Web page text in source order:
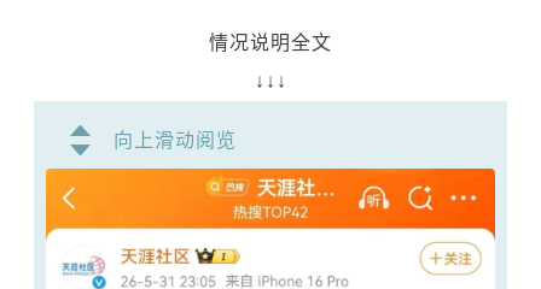
情况说明全文
↓↓↓
向上滑动阅览